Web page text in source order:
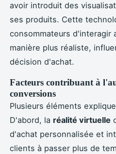
avoir introduit des
ses produits. Cette
consommateurs d'interagir
manière plus réaliste,
décision d'achat.
Facteurs contribuant à
conversions
Plusieurs éléments
D'abord, la réalité virtuelle
d'achat personnalisée et
clients à passer plus de